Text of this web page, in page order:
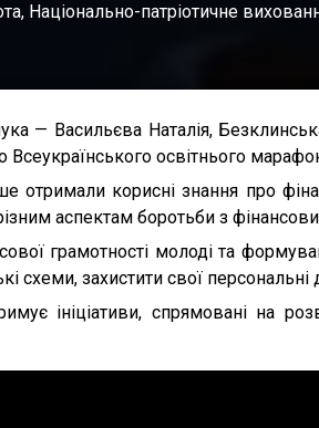
, Національно-патріотичне
— Васильєва Наталія,
освітнього
отримали корисні знання про
аспектам боротьби з
грамотності молоді та
схеми, захистити свої
ініціативи, спрямовані на